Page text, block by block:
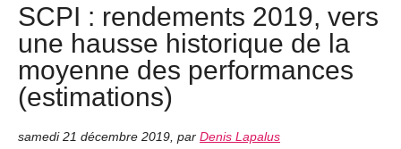
SCPI : rendements 2019, vers
une hausse historique de la
moyenne des performances
(estimations)
samedi 21 décembre 2019 par Denis Lapalus